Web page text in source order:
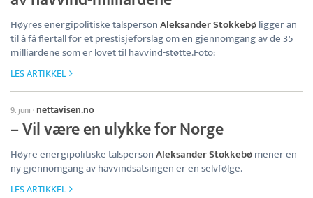
Høyres energipolitiske talspersonAleksander Stokkebøligger an
til å få flertall for et prestisjeforslag om en gjennomgang av de 35
milliardene som er lovet til havvind-støtte.Foto:
LES ARTIKKEL
9. juni · nettavisen.no
– Vil være en ulykke for Norge
Høyre energipolitiske talspersonAleksander Stokkebømener en
ny gjennomgang av havvindsatsingen er en selvfølge.
LES ARTIKKEL